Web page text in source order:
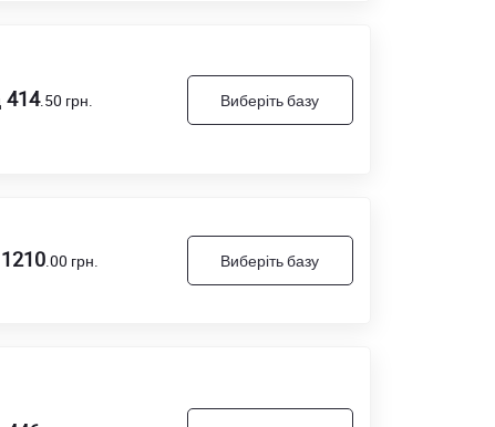
414.50 грн. Виберіть базу
1210.00 грн. Виберіть базу